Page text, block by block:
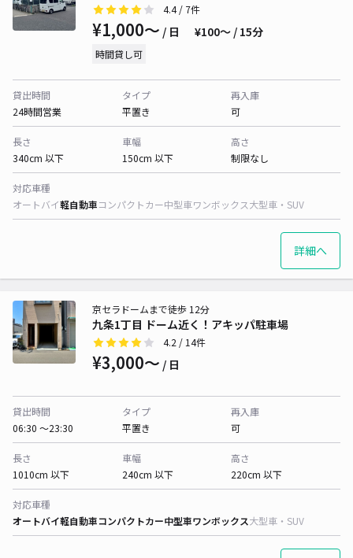
4.4/ 7件
¥1,000〜 / 日 ¥100〜 / 15分
時間貸し可
貸出時間
24時間営業
タイプ
平置き
再入庫
可
長さ
340cm 以下
車幅
150cm 以下
高さ
制限なし
対応車種
オートバイ軽自動車コンパクトカー中型車ワンボックス大型車・SUV
詳細へ
九条1丁目 ドーム近く！アキッパ駐車場
京セラドームまで徒歩 12分
4.2 / 14件
¥3,000〜 / 日
貸出時間
06:30 〜23:30
タイプ
平置き
再入庫
可
長さ
1010cm 以下
車幅
240cm 以下
高さ
220cm 以下
対応車種
オートバイ軽自動車コンパクトカー中型車ワンボックス大型車・SUV